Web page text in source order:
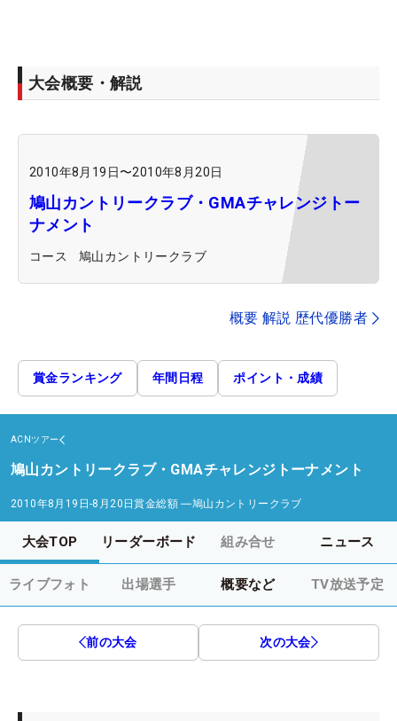
大会概要・解説
2010年8月19日〜2010年8月20日
鳩山カントリークラブ・GMAチャレンジトー
ナメント
コース 鳩山カントリークラブ
概要 解説 歴代優勝者
賞金ランキング 年間日程 ポイント・成績
ACNツアー
鳩山カントリークラブ・GMAチャレンジトーナメント
2010年8月19日-8月20日賞金総額 ―鳩山カントリークラブ
大会TOP リーダーボード 組み合せ ニュース
ライブフォト 出場選手 概要など TV放送予定
前の大会 次の大会